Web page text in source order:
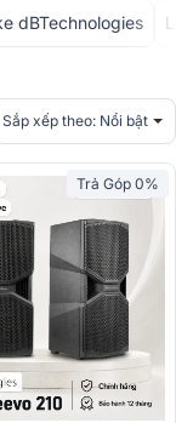
dBTechnologies
Sắp xếp theo: Nổi bật
Trả Góp 0%